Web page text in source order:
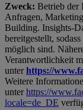
Zweck: Betrieb der
Anfragen,
Building. Insights-
bereitgestellt,
möglich sind.
Verantwortlichkeit
unter https://
Weitere
unter https://
locale=de_DE